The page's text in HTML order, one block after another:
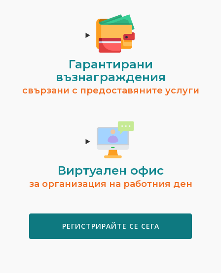
Гарантирани
възнаграждения
свързани с предоставяните услуги
Виртуален офис
за организация на работния ден
РЕГИСТРИРАЙТЕ СЕ СЕГА